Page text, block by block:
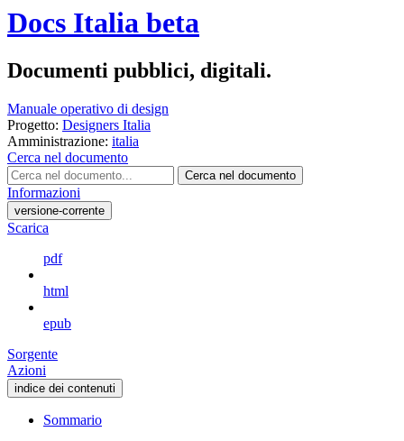
Docs Italia beta
Documenti pubblici, digitali.
Manuale operativo di design
Progetto: Designers Italia
Amministrazione: italia
Cerca nel documento
Cerca nel documento
Informazioni
versione-corrente
Scarica
pdf
html
epub
Sorgente
Azioni
indice dei contenuti
Sommario